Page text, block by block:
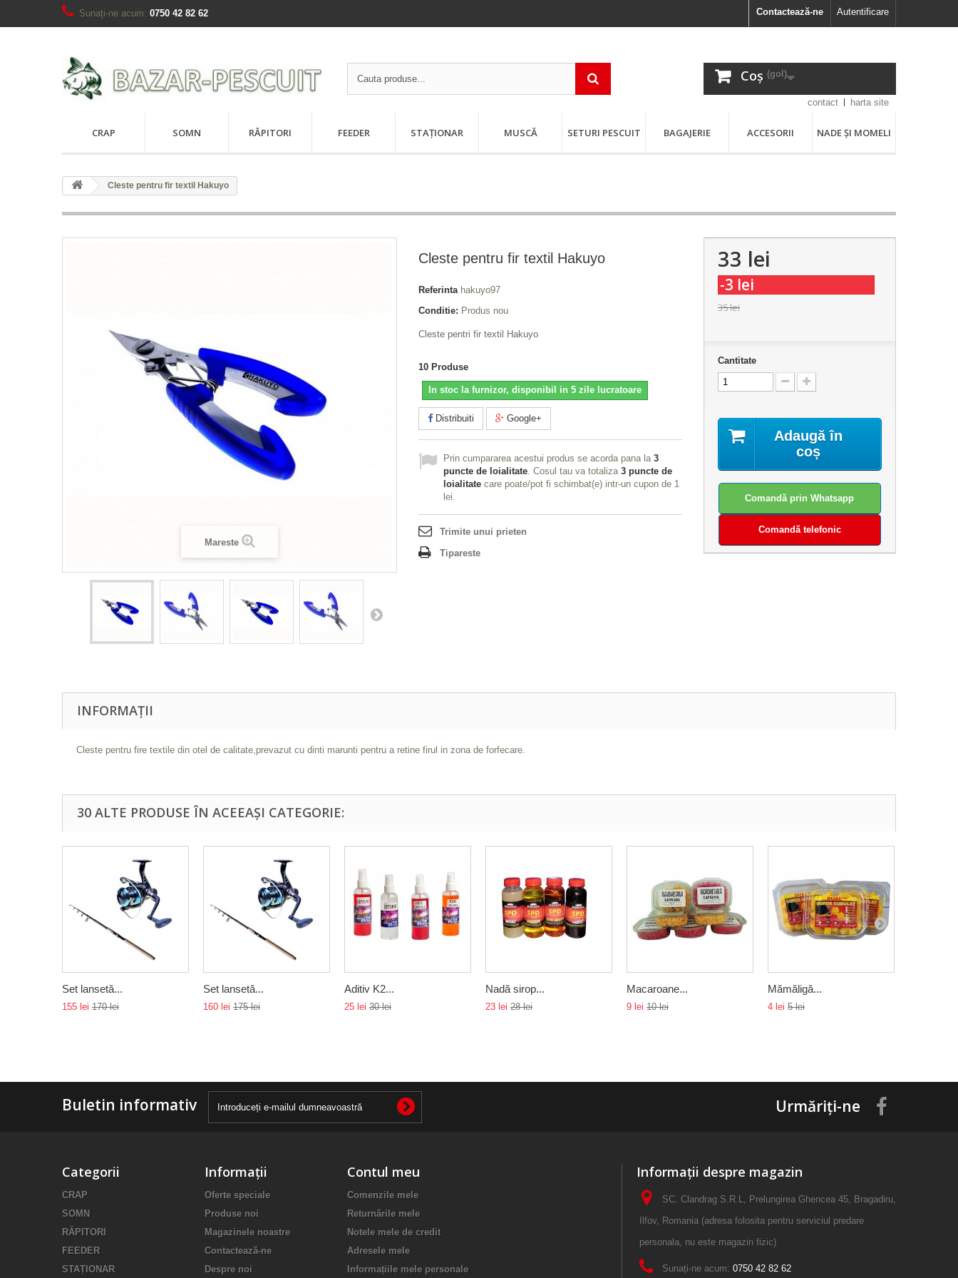
Autentificare
Contactează-ne
Sunați-ne acum: 0750 42 82 62
Coș (gol)
contact harta site
CRAP SOMN RĂPITORI FEEDER STAȚIONAR MUSCĂ SETURI PESCUIT BAGAJERIE ACCESORII NADE ȘI MOMELI
Cleste pentru fir textil Hakuyo
Mareste
Cleste pentru fir textil Hakuyo
Referinta hakuyo97
Conditie: Produs nou
Cleste pentri fir textil Hakuyo
10 Produse
In stoc la furnizor, disponibil in 5 zile lucratoare
Distribuiti Google+
Prin cumpararea acestui produs se acorda pana la 3
puncte de loialitate. Cosul tau va totaliza 3 puncte de
loialitate care poate/pot fi schimbat(e) intr-un cupon de 1
lei.
Trimite unui prieten
Tipareste
33 lei
-3 lei
35 lei
Cantitate
Adaugă în
coș
Comandă prin Whatsapp
Comandă telefonic
INFORMAȚII
Cleste pentru fire textile din otel de calitate,prevazut cu dinti marunti pentru a retine firul in zona de forfecare.
30 ALTE PRODUSE ÎN ACEEAȘI CATEGORIE:
Set lansetă...
155 lei 170 lei
Set lansetă...
160 lei 175 lei
Aditiv K2...
25 lei 30 lei
Nadă sirop...
23 lei 28 lei
Macaroane...
9 lei 10 lei
Mămăligă...
4 lei 5 lei
Buletin informativ Urmăriți-ne
Categorii
CRAP
SOMN
RĂPITORI
FEEDER
STAȚIONAR
Informații
Oferte speciale
Produse noi
Magazinele noastre
Contactează-ne
Despre noi
Contul meu
Comenzile mele
Returnările mele
Notele mele de credit
Adresele mele
Informațiile mele personale
Informații despre magazin
SC. Clandrag S.R.L, Prelungirea Ghencea 45, Bragadiru,
Ilfov, Romania (adresa folosita pentru serviciul predare
personala, nu este magazin fizic)
Sunați-ne acum: 0750 42 82 62